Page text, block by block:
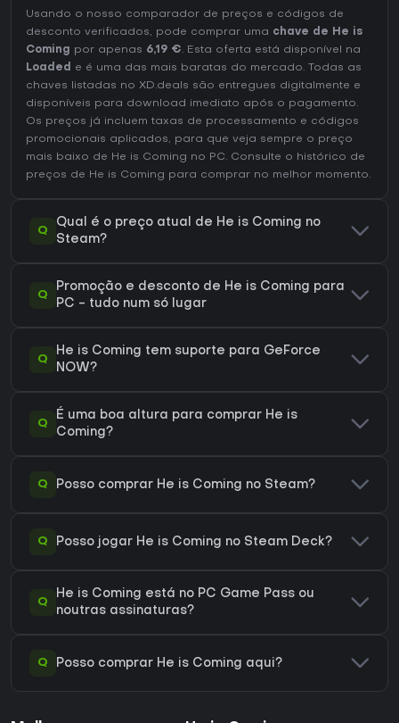
Usando o nosso comparador de preços e códigos de
desconto verificados, pode comprar uma chave de He is
Coming
por apenas 6,19 €. Esta oferta está disponível na
Loaded
e é uma das mais baratas do mercado. Todas as
chaves listadas no XD.deals são entregues digitalmente e
disponíveis para download imediato após o pagamento.
Os preços já incluem taxas de processamento e códigos
promocionais aplicados, para que veja sempre o preço
mais baixo de He is Coming no PC. Consulte o histórico de
preços de He is Coming para comprar no melhor momento.
Q
Qual é o preço atual de He is Coming no
Steam?
Q
Promoção e desconto de He is Coming para
PC - tudo num só lugar
Q
He is Coming tem suporte para GeForce
NOW?
Q
É uma boa altura para comprar He is
Coming?
Q Posso comprar He is Coming no Steam?
Q Posso jogar He is Coming no Steam Deck?
Q
He is Coming está no PC Game Pass ou
noutras assinaturas?
Q Posso comprar He is Coming aqui?